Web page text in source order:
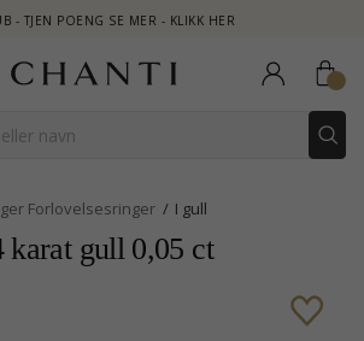
SE MER - KLIKK HER
Forlovelsesringer I gull
gull 0,05 ct